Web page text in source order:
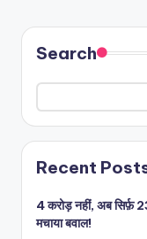
Search
Recent
4 करोड़ नहीं, अब सिर्फ़
मचाया बवाल!